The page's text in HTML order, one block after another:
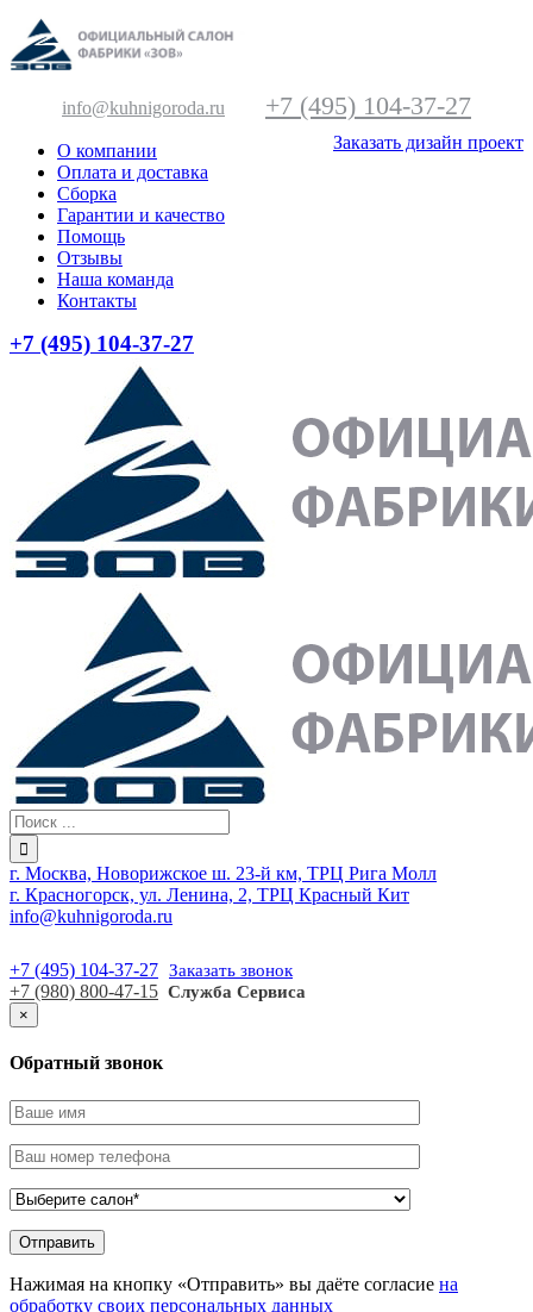
info@kuhnigoroda.ru +7 (495) 104-37-27
Заказать дизайн проект
О компании
Оплата и доставка
Сборка
Гарантии и качество
Помощь
Отзывы
Наша команда
Контакты
+7 (495) 104-37-27
г. Москва, Новорижское ш. 23-й км, ТРЦ Рига Молл
г. Красногорск, ул. Ленина, 2, ТРЦ Красный Кит
info@kuhnigoroda.ru
+7 (495) 104-37-27 Заказать звонок
+7 (980) 800-47-15 Служба Сервиса
×
Обратный звонок
Нажимая на кнопку «Отправить» вы даёте согласие на
обработку своих персональных данных